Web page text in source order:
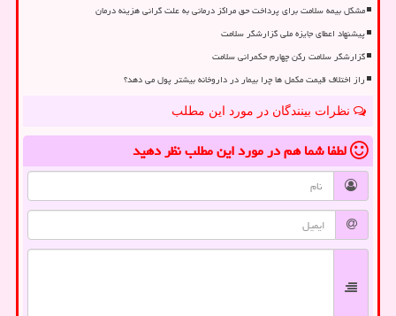
مشکل بیمه سلامت برای پرداخت حق مراکز درمانی به علت گرانی هزینه درمان
پیشنهاد اعطای جایزه ملی گزارشگر سلامت
گزارشگر سلامت رکن چهارم حکمرانی سلامت
راز اختلاف قیمت مکمل ها چرا بیمار در داروخانه بیشتر پول می دهد؟
نظرات بینندگان در مورد این مطلب
لطفا شما همدر مورد این مطلبنظر دهید